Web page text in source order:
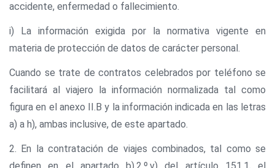
accidente, enfermedad o fallecimiento.
i) La información exigida por la normativa vigente en
materia de protección de datos de carácter personal.
Cuando se trate de contratos celebrados por teléfono se
facilitará al viajero la información normalizada tal como
figura en el anexo II.B y la información indicada en las letras
a) a h), ambas inclusive, de este apartado.
2. En la contratación de viajes combinados, tal como se